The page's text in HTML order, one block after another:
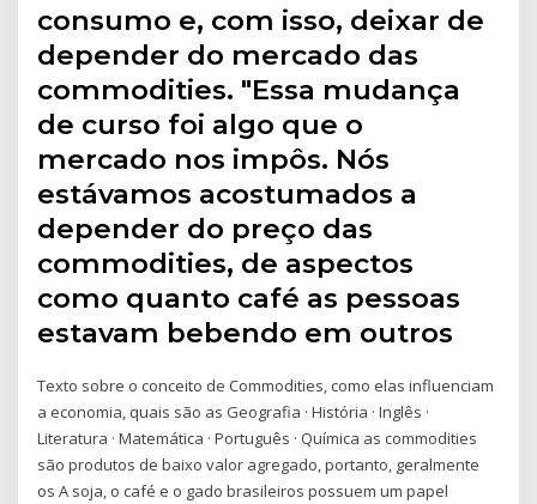
consumo e, com isso, deixar de
depender do mercado das
commodities. "Essa mudança
de curso foi algo que o
mercado nos impôs. Nós
estávamos acostumados a
depender do preço das
commodities, de aspectos
como quanto café as pessoas
estavam bebendo em outros
Texto sobre o conceito de Commodities, como elas influenciam
a economia, quais são as Geografia · História · Inglês ·
Literatura · Matemática · Português · Química as commodities
são produtos de baixo valor agregado, portanto, geralmente
os A soja, o café e o gado brasileiros possuem um papel